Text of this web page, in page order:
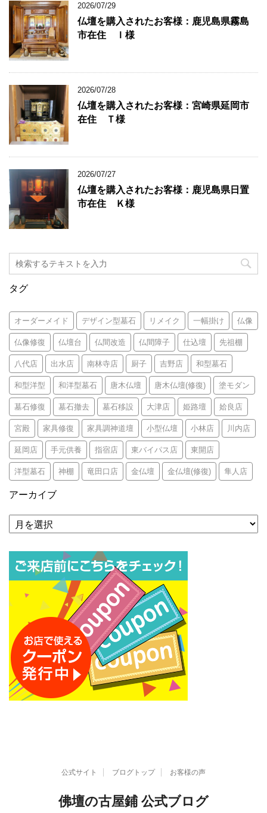
2026/07/29
仏壇を購入されたお客様：鹿児島県霧島
市在住 Ｉ様
2026/07/28
仏壇を購入されたお客様：宮崎県延岡市
在住 Ｔ様
2026/07/27
仏壇を購入されたお客様：鹿児島県日置
市在住 Ｋ様
タグ
オーダーメイド デザイン型墓石 リメイク 一幅掛け 仏像
仏像修復 仏壇台 仏間改造 仏間障子 仕込壇 先祖棚
八代店 出水店 南林寺店 厨子 吉野店 和型墓石
和型洋型 和洋型墓石 唐木仏壇 唐木仏壇(修復) 塗モダン
墓石修復 墓石撤去 墓石移設 大津店 姫路壇 姶良店
宮殿 家具修復 家具調神道壇 小型仏壇 小林店 川内店
延岡店 手元供養 指宿店 東バイパス店 東開店
洋型墓石 神棚 竜田口店 金仏壇 金仏壇(修復) 隼人店
アーカイブ
ア
ー
ブ
公式サイト ブログトップ お客様の声
佛壇の古屋鋪 公式ブログ